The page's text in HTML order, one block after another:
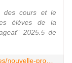
des cours et le
élèves de la
2025.5 de